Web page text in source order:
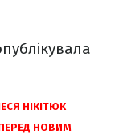
НІКІТЮК
НОВИМ